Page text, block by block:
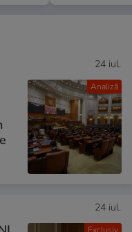
Analiză
24 iul.
24 iul.